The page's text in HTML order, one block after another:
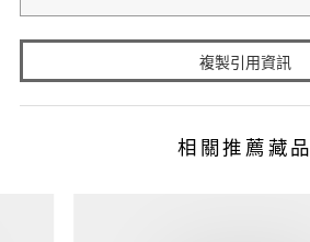
複製引用資訊
相關推薦藏品